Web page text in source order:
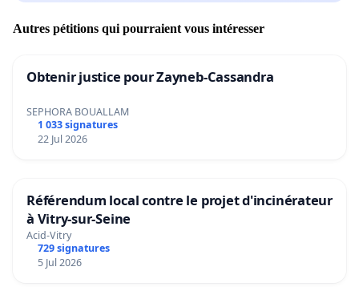
Autres pétitions qui pourraient vous intéresser
Obtenir justice pour Zayneb-Cassandra
SEPHORA BOUALLAM
1 033 signatures
22 Jul 2026
Référendum local contre le projet d'incinérateur
à Vitry-sur-Seine
Acid-Vitry
729 signatures
5 Jul 2026